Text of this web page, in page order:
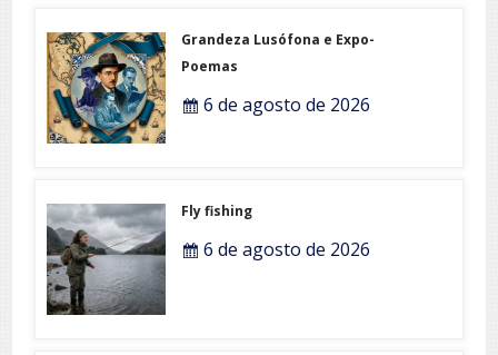
Grandeza Lusófona e Expo-
Poemas
6 de agosto de 2026
Fly fishing
6 de agosto de 2026